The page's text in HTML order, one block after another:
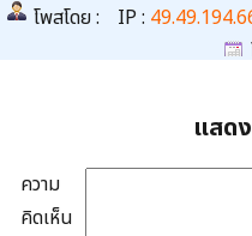
โพสโดย :
IP :
แสด
ความ
คิดเห็น